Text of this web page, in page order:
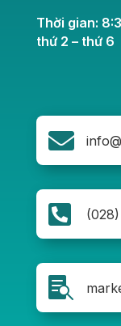
Thời gian:
thứ 2 – thứ 6


